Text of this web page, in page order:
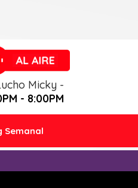
Micky -
- 8:00PM
Semanal